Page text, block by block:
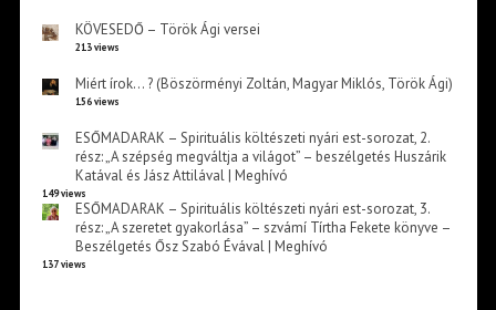
KÖVESEDŐ – Török Ági versei
213 views
Miért írok… ? (Böszörményi Zoltán, Magyar Miklós, Török Ági)
156 views
ESŐMADARAK – Spirituális költészeti nyári est-sorozat, 2.
rész: „A szépség megváltja a világot” – beszélgetés Huszárik
Katával és Jász Attilával | Meghívó
149 views
ESŐMADARAK – Spirituális költészeti nyári est-sorozat, 3.
rész: „A szeretet gyakorlása” – szvámí Tírtha Fekete könyve –
Beszélgetés Ősz Szabó Évával | Meghívó
137 views